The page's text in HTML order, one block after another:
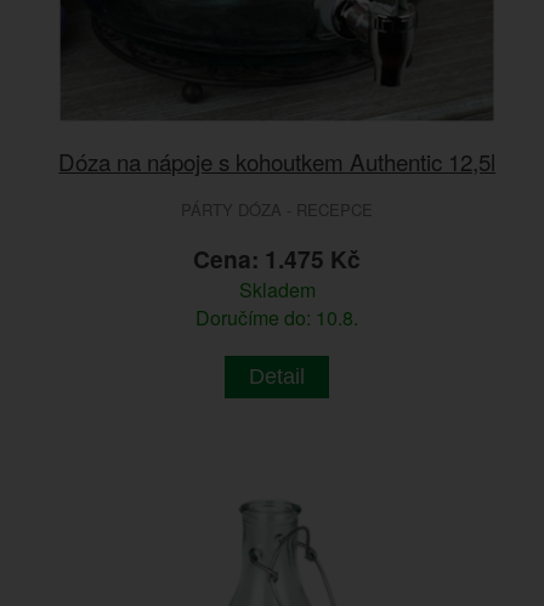
Dóza na nápoje s kohoutkem Authentic 12,5l
PÁRTY DÓZA - RECEPCE
Cena: 1.475 Kč
Skladem
Doručíme do: 10.8.
Detail